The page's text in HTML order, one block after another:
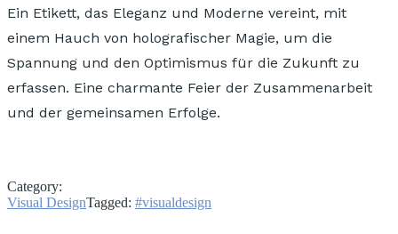
Ein Etikett, das Eleganz und Moderne vereint, mit
einem Hauch von holografischer Magie, um die
Spannung und den Optimismus für die Zukunft zu
erfassen. Eine charmante Feier der Zusammenarbeit
und der gemeinsamen Erfolge.
Category:
Visual DesignTagged: #visualdesign